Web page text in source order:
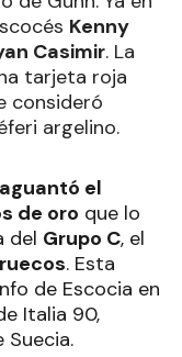
Kenny
Casimir. La
tarjeta roja
consideró
argelino.
el
de oro que lo
del Grupo C, el
. Esta
de Escocia en
Italia 90,
Suecia.